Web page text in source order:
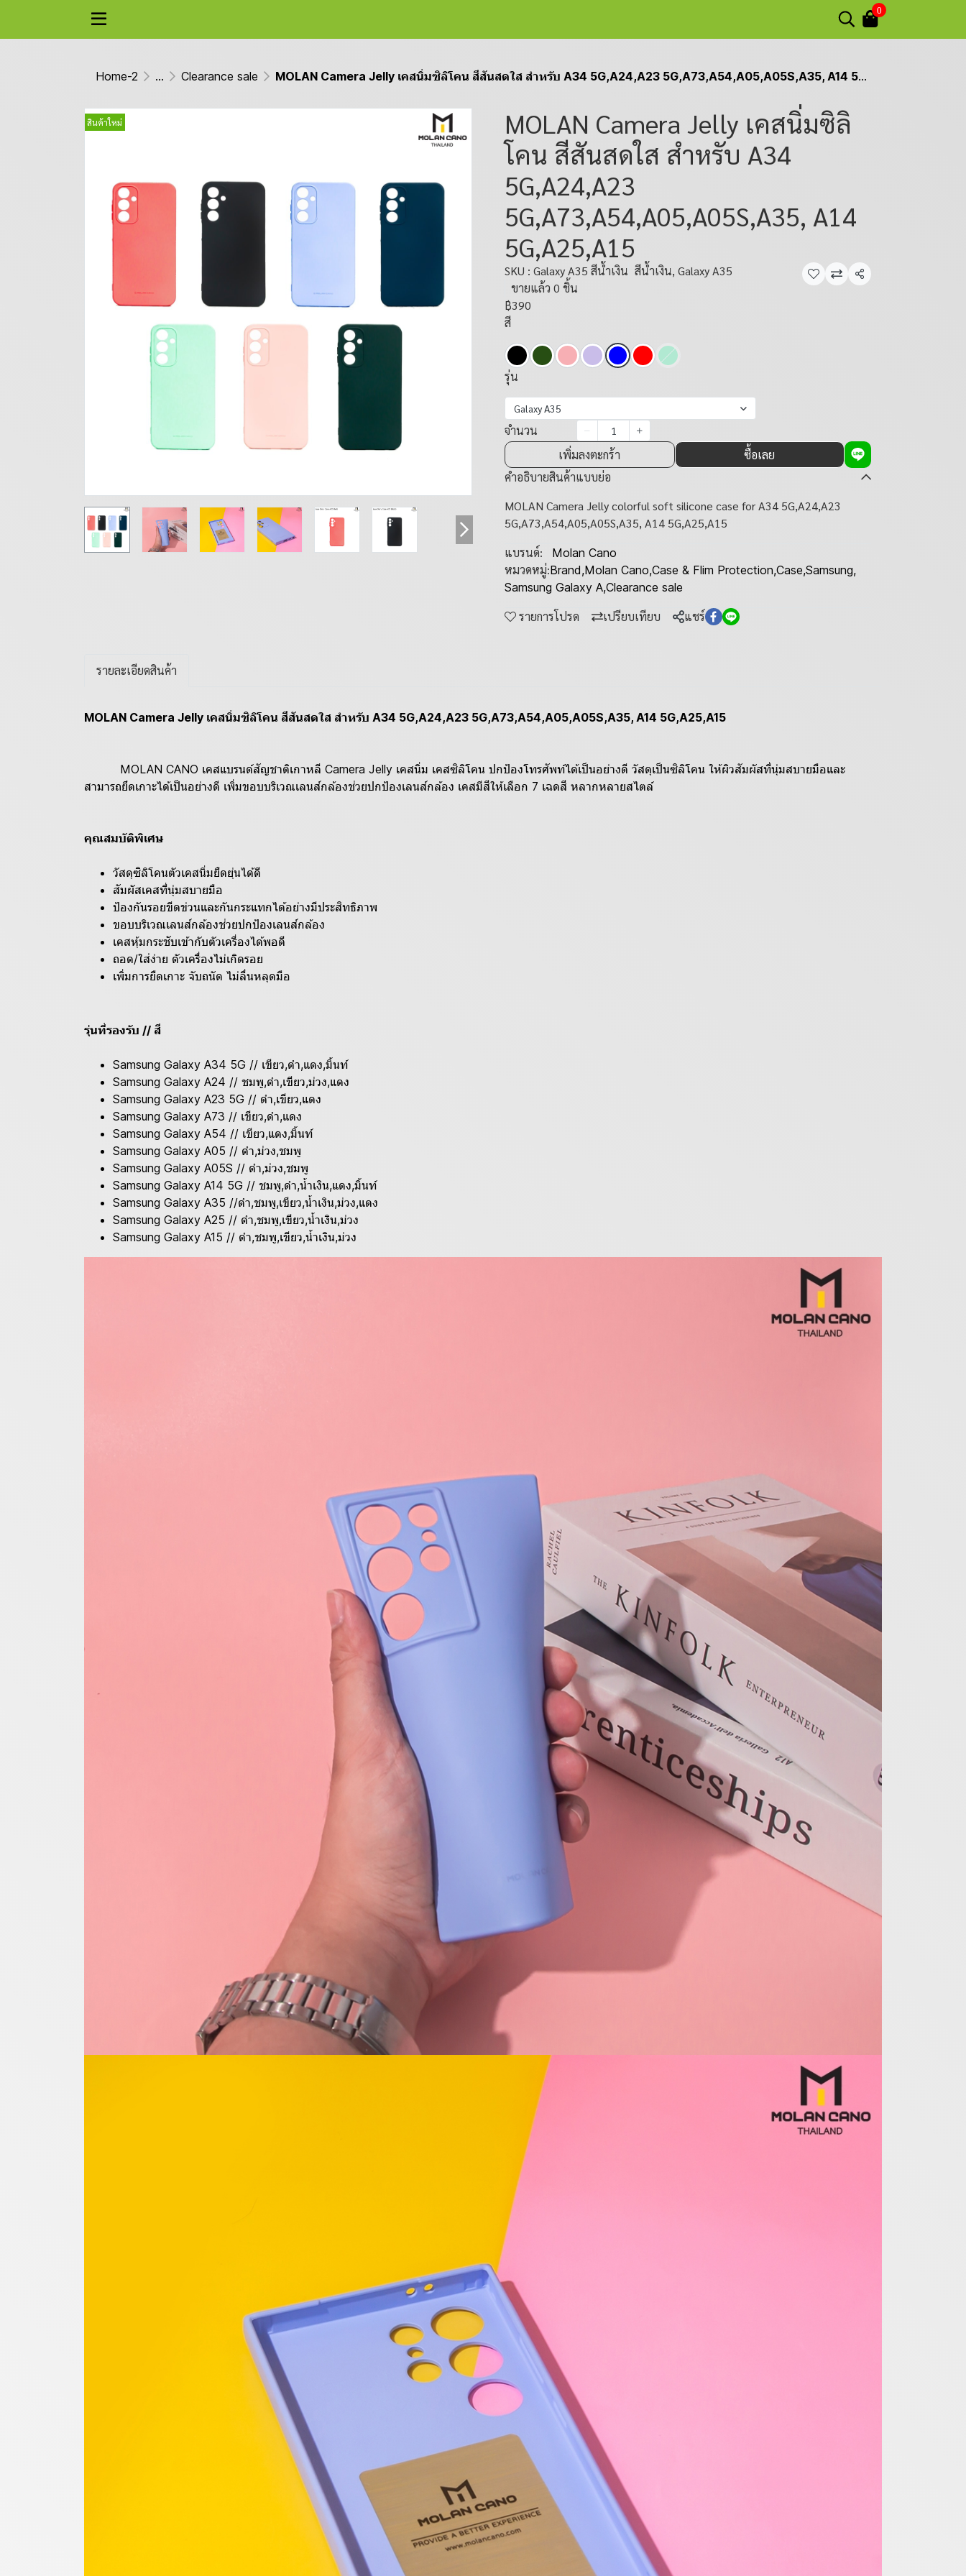
0
Home-2 ... Clearance sale MOLAN Camera Jelly เคสนิ่มซิลิโคน สีสันสดใส สำหรับ A34 5G,A24,A23 5G,A73,A54,A05,A05S,A35, A14 5G,A25,A15
สินค้าใหม่
MOLAN Camera Jelly เคสนิ่มซิลิ
โคน สีสันสดใส สำหรับ A34
5G,A24,A23
5G,A73,A54,A05,A05S,A35, A14
5G,A25,A15
SKU : Galaxy A35 สีน้ำเงิน สีน้ำเงิน, Galaxy A35
ขายแล้ว 0 ชิ้น
แชร์
฿390
สี
รุ่น
Galaxy A35
จำนวน
เพิ่มลงตะกร้า
ซื้อเลย
คำอธิบายสินค้าแบบย่อ
MOLAN Camera Jelly colorful soft silicone case for A34 5G,A24,A23
5G,A73,A54,A05,A05S,A35, A14 5G,A25,A15
แบรนด์:
Molan Cano
หมวดหมู่:Brand,Molan Cano,Case & Flim Protection,Case,Samsung,
Samsung Galaxy A,Clearance sale
รายการโปรด เปรียบเทียบ แชร์
รายละเอียดสินค้า
MOLAN Camera Jelly เคสนิ่มซิลิโคน สีสันสดใส สำหรับ A34 5G,A24,A23 5G,A73,A54,A05,A05S,A35, A14 5G,A25,A15
MOLAN CANO เคสแบรนด์สัญชาติเกาหลี Camera Jelly เคสนิ่ม เคสซิลิโคน ปกป้องโทรศัพท์ได้เป็นอย่างดี วัสดุเป็นซิลิโคน ให้ผิวสัมผัสที่นุ่มสบายมือและ
สามารถยึดเกาะได้เป็นอย่างดี เพิ่มขอบบริเวณเลนส์กล้องช่วยปกป้องเลนส์กล้อง เคสมีสีให้เลือก 7 เฉดสี หลากหลายสไตล์
คุณสมบัติพิเศษ
วัสดุซิลิโคนตัวเคสนิ่มยืดยุ่นได้ดี
สัมผัสเคสที่นุ่มสบายมือ
ป้องกันรอยขีดข่วนและกันกระแทกได้อย่างมีประสิทธิภาพ
ขอบบริเวณเลนส์กล้องช่วยปกป้องเลนส์กล้อง
เคสหุ้มกระชับเข้ากับตัวเครื่องได้พอดี
ถอด/ใส่ง่าย ตัวเครื่องไม่เกิดรอย
เพิ่มการยืดเกาะ จับถนัด ไม่ลื่นหลุดมือ
รุ่นที่รองรับ // สี
Samsung Galaxy A34 5G // เขียว,ดำ,แดง,มิ้นท์
Samsung Galaxy A24 // ชมพู,ดำ,เขียว,ม่วง,แดง
Samsung Galaxy A23 5G // ดำ,เขียว,แดง
Samsung Galaxy A73 // เขียว,ดำ,แดง
Samsung Galaxy A54 // เขียว,แดง,มิ้นท์
Samsung Galaxy A05 // ดำ,ม่วง,ชมพู
Samsung Galaxy A05S // ดำ,ม่วง,ชมพู
Samsung Galaxy A14 5G // ชมพู,ดำ,น้ำเงิน,แดง,มิ้นท์
Samsung Galaxy A35 //ดำ,ชมพู,เขียว,น้ำเงิน,ม่วง,แดง
Samsung Galaxy A25 // ดำ,ชมพู,เขียว,น้ำเงิน,ม่วง
Samsung Galaxy A15 // ดำ,ชมพู,เขียว,น้ำเงิน,ม่วง